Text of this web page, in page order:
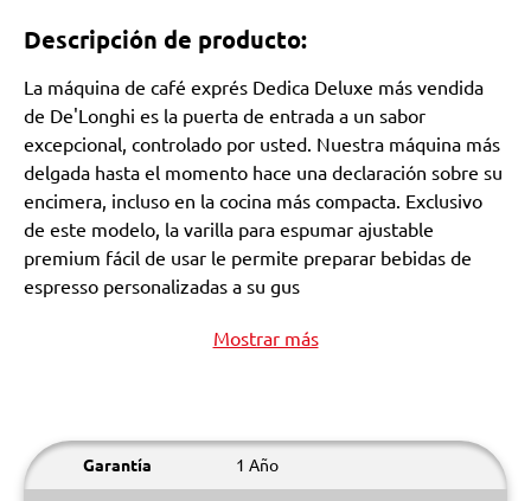
Descripción de producto:
La máquina de café exprés Dedica Deluxe más vendida
de De'Longhi es la puerta de entrada a un sabor
excepcional, controlado por usted. Nuestra máquina más
delgada hasta el momento hace una declaración sobre su
encimera, incluso en la cocina más compacta. Exclusivo
de este modelo, la varilla para espumar ajustable
premium fácil de usar le permite preparar bebidas de
espresso personalizadas a su gus
Mostrar más
Garantía 1 Año